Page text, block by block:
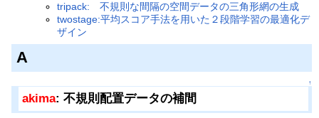
tripack: 不規則な間隔の空間データの三角形網の生成
twostage:平均スコア手法を用いた２段階学習の最適化デ
ザイン
A
↑
akima: 不規則配置データの補間